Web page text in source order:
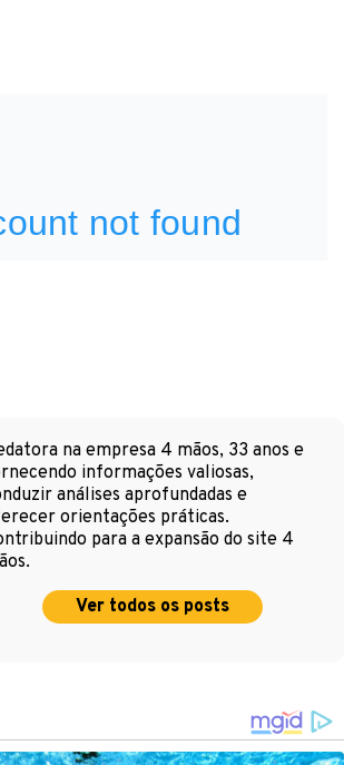
na empresa 4 mãos, 33 anos e
informações valiosas,
análises aprofundadas e
orientações práticas.
para a expansão do site 4
Ver todos os posts